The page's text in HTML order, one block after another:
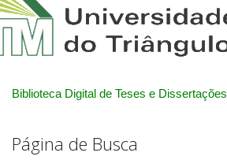
Biblioteca Digital de Teses e Dissertações
Página de Busca